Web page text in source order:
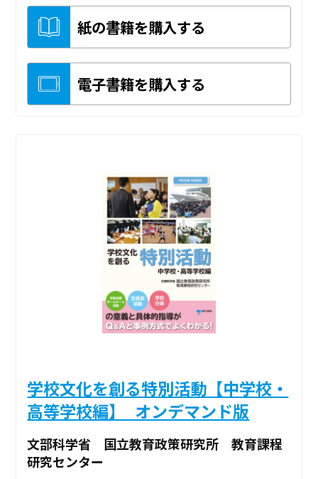
紙の書籍を購入する
電子書籍を購入する
学校文化を創る特別活動【中学校・
高等学校編】_オンデマンド版
文部科学省 国立教育政策研究所 教育課程
研究センター